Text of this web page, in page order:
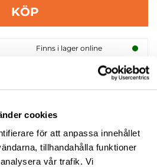
cookies
för att anpassa innehållet
tillhandahålla funktioner
vår trafik. Vi
KÖP
Finns i lager online
i Sverige